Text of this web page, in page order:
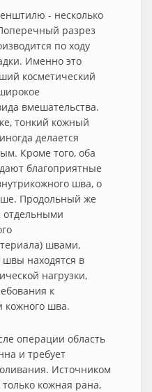
- несколько
разрез
по ходу
Именно это
косметический
вмешательства.
тонкий кожный
делается
Кроме того, оба
благоприятные
шва, о
Продольный же
отдельными
швами,
швы находятся в
нагрузки,
к
кожного шва.
операции область
и требует
Источником
кожная рана,